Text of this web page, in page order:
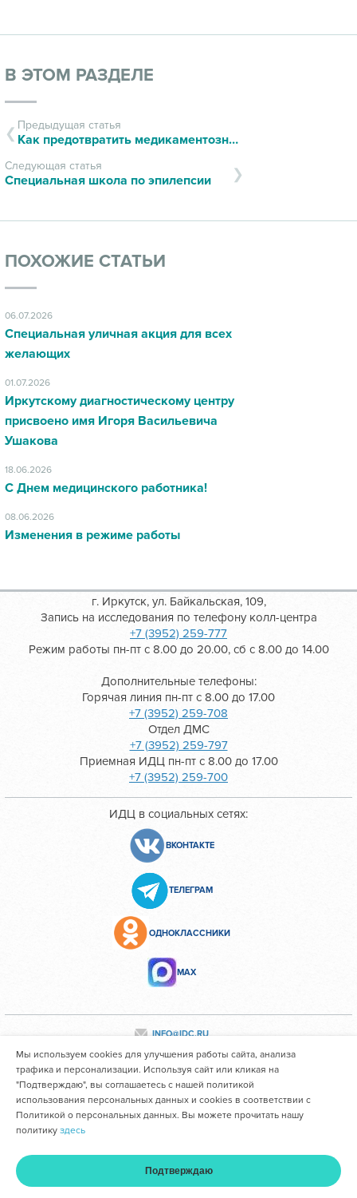
В ЭТОМ РАЗДЕЛЕ
Предыдущая статья
Как предотвратить медикаментозные ошибки
Следующая статья
Специальная школа по эпилепсии
ПОХОЖИЕ СТАТЬИ
06.07.2026
Специальная уличная акция для всех
желающих
01.07.2026
Иркутскому диагностическому центру
присвоено имя Игоря Васильевича
Ушакова
18.06.2026
С Днем медицинского работника!
08.06.2026
Изменения в режиме работы
Главная Услуги и цены Оплата Кабинет
г. Иркутск, ул. Байкальская, 109,
Запись на исследования по телефону колл-центра
+7 (3952) 259-777
Режим работы пн-пт с 8.00 до 20.00, сб с 8.00 до 14.00
Дополнительные телефоны:
Горячая линия пн-пт с 8.00 до 17.00
+7 (3952) 259-708
Отдел ДМС
+7 (3952) 259-797
Приемная ИДЦ пн-пт с 8.00 до 17.00
+7 (3952) 259-700
ИДЦ в социальных сетях:
ВКОНТАКТЕ
ТЕЛЕГРАМ
ОДНОКЛАССНИКИ
МАХ
INFO@IDC.RU
Все персональные данные сотрудников размещены с их
согласия
Областное государственное автономное учреждение
здравоохранения "Иркутский областной клинический
консультативно-диагностический центр им. И.В. Ушакова"
Мы используем cookies для улучшения работы сайта, анализа
трафика и персонализации. Используя сайт или кликая на
"Подтверждаю", вы соглашаетесь с нашей политикой
использования персональных данных и cookies в соответствии с
Политикой о персональных данных. Вы можете прочитать нашу
политику здесь
Подтверждаю